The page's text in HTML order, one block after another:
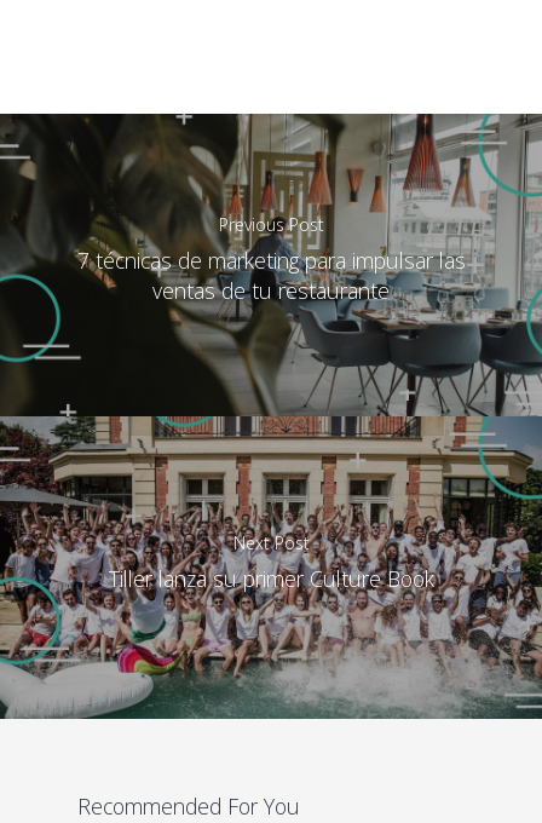
Previous Post
7 técnicas de marketing para impulsar las
ventas de tu restaurante
Next Post
Tiller lanza su primer Culture Book
Recommended For You